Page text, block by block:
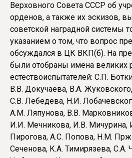
Верховного Совета СССР об
орденов, а также их эскизов,
советской наградной системы
указанием о том, что вопрос
обсуждался в ЦК ВКП(б). На
были отобраны имена великих
естествоиспытателей: С.П.
В.В. Докучаева, В.А.
С.В. Лебедева, Н.И.
А.М. Ляпунова, В.В.
И.И. Мечникова, И.В. Мичурина,
Пирогова, А.С. Попова, Н.М.
Сеченова, К.А. Тимирязева, С.А.